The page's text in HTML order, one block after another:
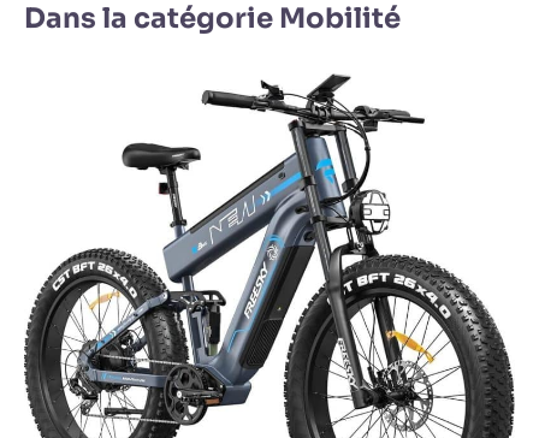
Dans la catégorie Mobilité